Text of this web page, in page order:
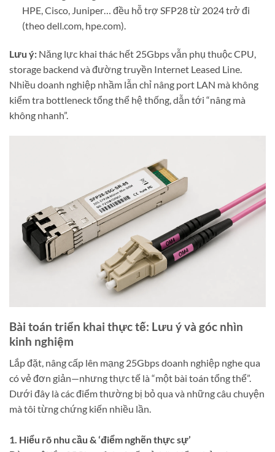
HPE, Cisco, Juniper… đều hỗ trợ SFP28 từ 2024 trở đi
(theo dell.com, hpe.com).
Lưu ý: Năng lực khai thác hết 25Gbps vẫn phụ thuộc CPU,
storage backend và đường truyền Internet Leased Line.
Nhiều doanh nghiệp nhầm lẫn chỉ nâng port LAN mà không
kiểm tra bottleneck tổng thể hệ thống, dẫn tới “nâng mà
không nhanh”.
Bài toán triển khai thực tế: Lưu ý và góc nhìn
kinh nghiệm
Lắp đặt, nâng cấp lên mạng 25Gbps doanh nghiệp nghe qua
có vẻ đơn giản—nhưng thực tế là “một bài toán tổng thể”.
Dưới đây là các điểm thường bị bỏ qua và những câu chuyện
mà tôi từng chứng kiến nhiều lần.
1. Hiểu rõ nhu cầu & ‘điểm nghẽn thực sự’